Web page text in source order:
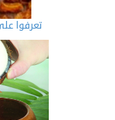
تعرفوا